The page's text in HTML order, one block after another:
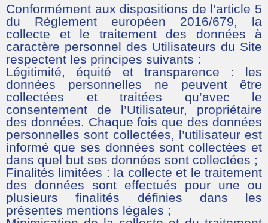
Conformément aux dispositions de l’article 5
du Règlement européen 2016/679, la
collecte et le traitement des données à
caractère personnel des Utilisateurs du Site
respectent les principes suivants :
Légitimité, équité et transparence : les
données personnelles ne peuvent être
collectées et traitées qu’avec le
consentement de l’Utilisateur, propriétaire
des données. Chaque fois que des données
personnelles sont collectées, l’utilisateur est
informé que ses données sont collectées et
dans quel but ses données sont collectées ;
Finalités limitées : la collecte et le traitement
des données sont effectués pour une ou
plusieurs finalités définies dans les
présentes mentions légales ;